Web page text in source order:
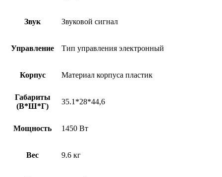
Звук Звуковой сигнал
Управление Тип управления электронный
Корпус Материал корпуса пластик
Габариты
(В*Ш*Г)
35.1*28*44,6
Мощность 1450 Вт
Вес 9.6 кг